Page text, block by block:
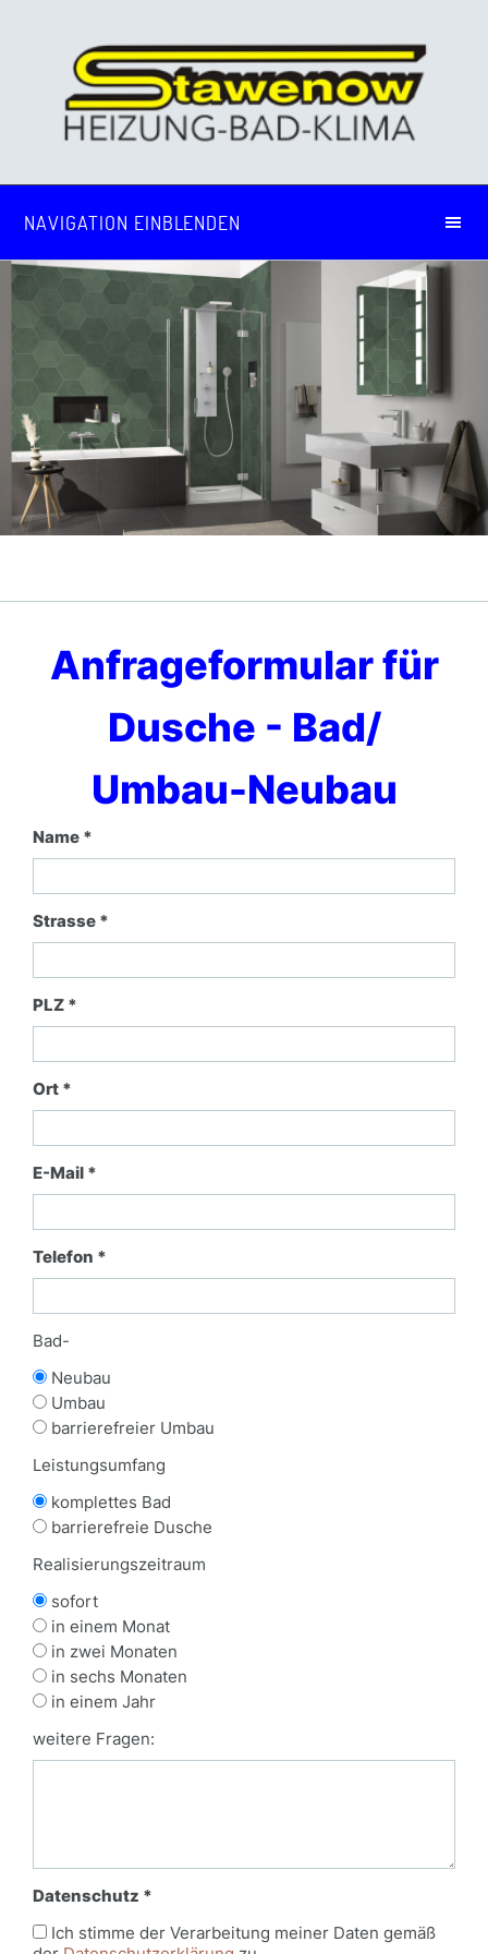
NAVIGATION EINBLENDEN
Anfrageformular für
Dusche - Bad/
Umbau-Neubau
Name *
Strasse *
PLZ *
Ort *
E-Mail *
Telefon *
Bad-
Neubau
Umbau
barrierefreier Umbau
Leistungsumfang
komplettes Bad
barrierefreie Dusche
Realisierungszeitraum
sofort
in einem Monat
in zwei Monaten
in sechs Monaten
in einem Jahr
weitere Fragen:
Datenschutz *
Ich stimme der Verarbeitung meiner Daten gemäß